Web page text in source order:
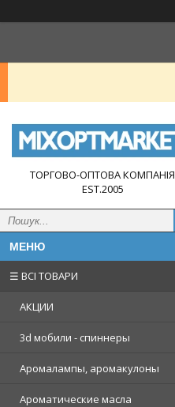
ТОРГОВО-ОПТОВА КОМПАНІЯ
EST.2005
☰ ВСІ ТОВАРИ
АКЦИИ
3d мобили - спиннеры
Аромалампы, аромакулоны
Ароматические масла